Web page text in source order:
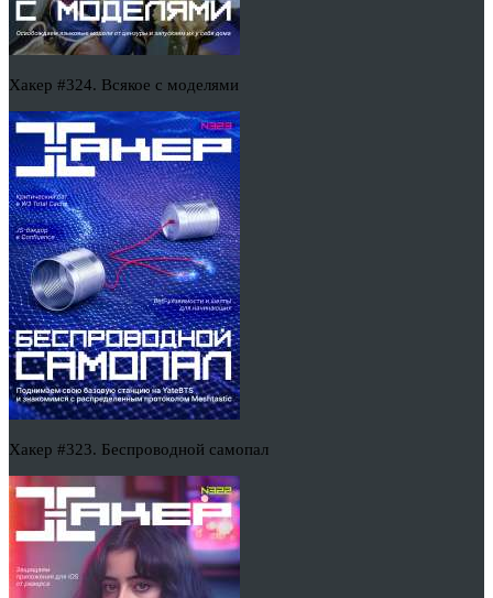
Хакер #324. Всякое с моделями
Хакер #323. Беспроводной самопал